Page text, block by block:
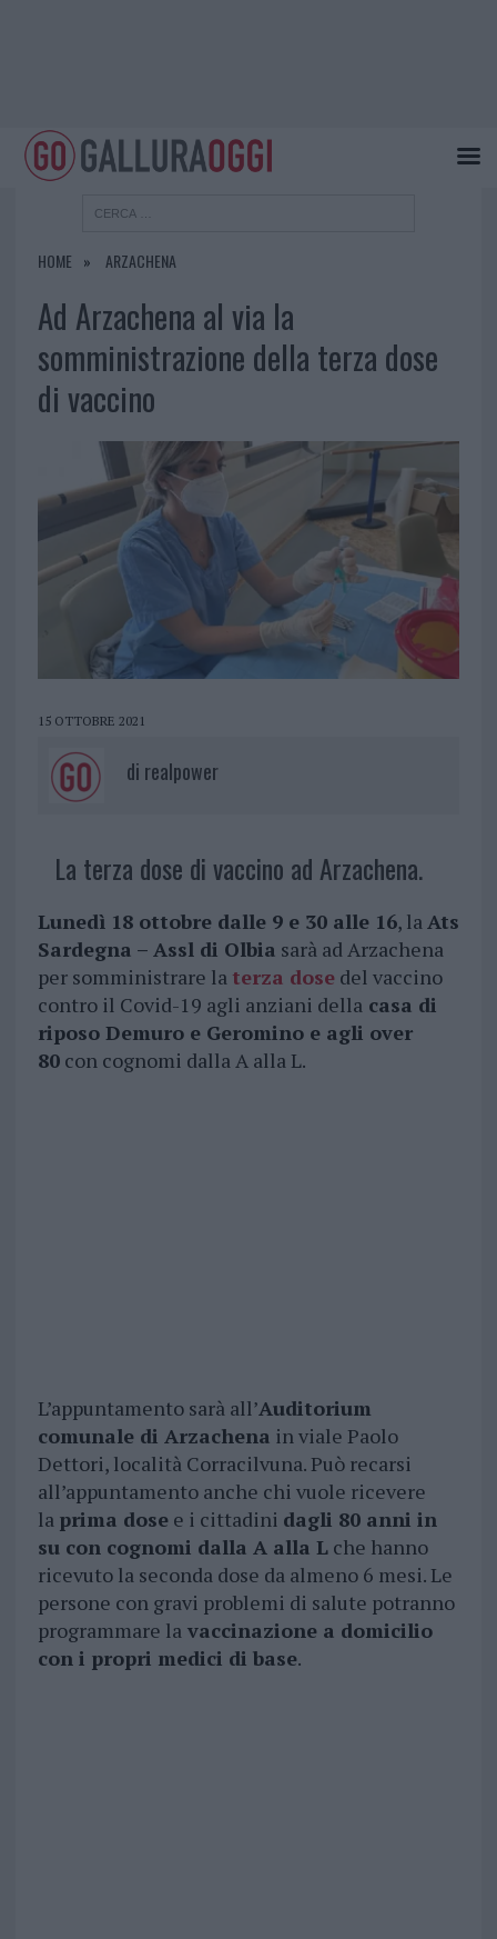
HOME ARZACHENA
Ad Arzachena al via la
somministrazione della terza dose
di vaccino
15 OTTOBRE 2021
di realpower
La terza dose di vaccino ad Arzachena.
Lunedì 18 ottobre dalle 9 e 30 alle 16, laAts
Sardegna – Assl di Olbia sarà ad Arzachena
per somministrare la terza dosedel vaccino
contro il Covid-19 agli anziani dellacasa di
riposo Demuro e Geromino e agli over
80con cognomi dalla A alla L.
L’appuntamento sarà all’Auditorium
comunale di Arzachena in viale Paolo
Dettori, località Corracilvuna. Può recarsi
all’appuntamento anche chi vuole ricevere
la prima dosee i cittadini dagli 80 anni in
su con cognomi dalla A alla Lche hanno
ricevuto la seconda dose da almeno 6 mesi. Le
persone con gravi problemi di salute potranno
programmare lavaccinazione a domicilio
con i propri medici di base.